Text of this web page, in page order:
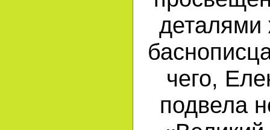
деталями
чего,
подвела